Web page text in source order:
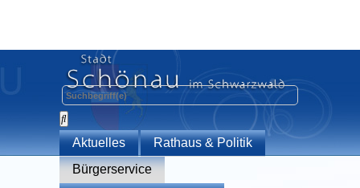
Aktuelles
Rathaus & Politik
Bürgerservice